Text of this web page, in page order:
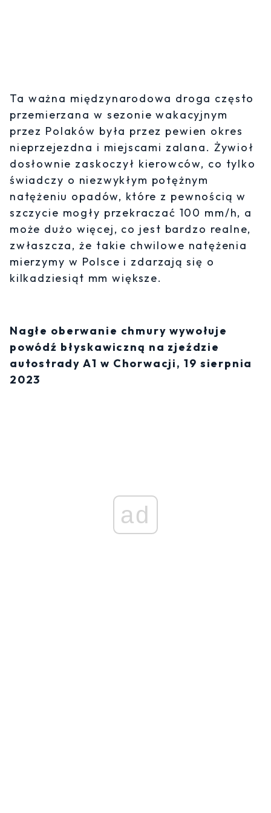
Ta ważna międzynarodowa droga często
przemierzana w sezonie wakacyjnym
przez Polaków była przez pewien okres
nieprzejezdna i miejscami zalana. Żywioł
dosłownie zaskoczył kierowców, co tylko
świadczy o niezwykłym potężnym
natężeniu opadów, które z pewnością w
szczycie mogły przekraczać 100 mm/h, a
może dużo więcej, co jest bardzo realne,
zwłaszcza, że takie chwilowe natężenia
mierzymy w Polsce i zdarzają się o
kilkadziesiąt mm większe.
Nagłe oberwanie chmury wywołuje
powódź błyskawiczną na zjeździe
autostrady A1 w Chorwacji, 19 sierpnia
2023
ad